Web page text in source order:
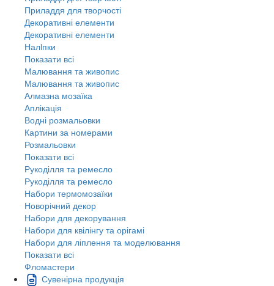
Приладдя для творчості
Декоративні елементи
Декоративні елементи
Налiпки
Показати всі
Малювання та живопис
Малювання та живопис
Алмазна мозаїка
Аплікація
Водні розмальовки
Картини за номерами
Розмальовки
Показати всі
Рукоділля та ремесло
Рукоділля та ремесло
Набори термомозаїки
Новорічний декор
Набори для декорування
Набори для квілінгу та орігамі
Набори для ліплення та моделювання
Показати всі
Фломастери
Сувенірна продукція